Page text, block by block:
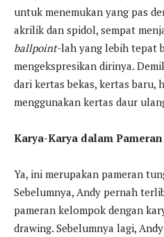
untuk menemukan yang pas
akrilik dan spidol, sempat
ballpoint-lah yang lebih tepat
mengekspresikan dirinya.
dari kertas bekas, kertas baru,
menggunakan kertas daur
Karya-Karya dalam
Ya, ini merupakan pameran
Sebelumnya, Andy pernah
pameran kelompok dengan
drawing. Sebelumnya lagi,